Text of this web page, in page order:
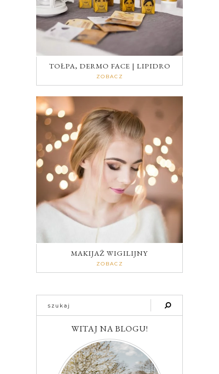
TOŁPA, DERMO FACE | LIPIDRO
ZOBACZ
MAKIJAŻ WIGILIJNY
ZOBACZ
WITAJ NA BLOGU!